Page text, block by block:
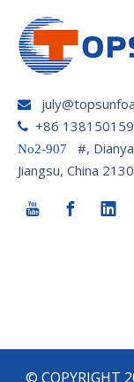

 +86
No2-907
#,
Jiangsu, China
© COPYRIGHT